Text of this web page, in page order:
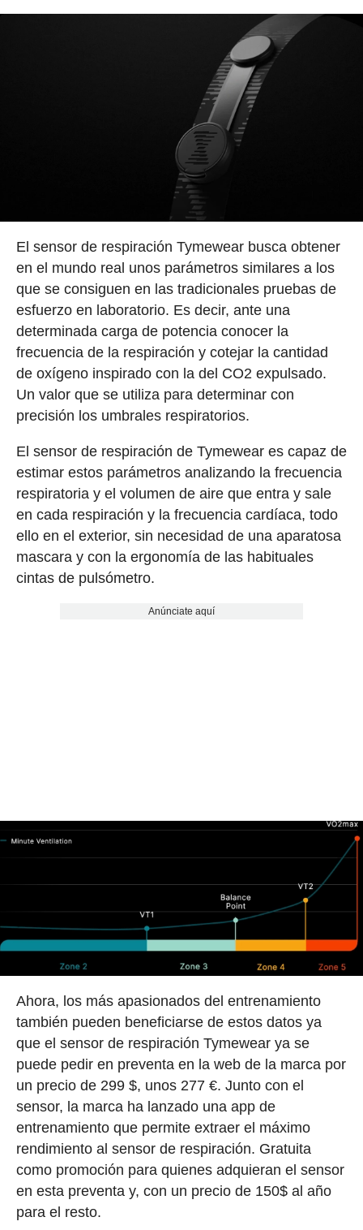
El sensor de respiración Tymewear busca obtener
en el mundo real unos parámetros similares a los
que se consiguen en las tradicionales pruebas de
esfuerzo en laboratorio. Es decir, ante una
determinada carga de potencia conocer la
frecuencia de la respiración y cotejar la cantidad
de oxígeno inspirado con la del CO2 expulsado.
Un valor que se utiliza para determinar con
precisión los umbrales respiratorios.
El sensor de respiración de Tymewear es capaz de
estimar estos parámetros analizando la frecuencia
respiratoria y el volumen de aire que entra y sale
en cada respiración y la frecuencia cardíaca, todo
ello en el exterior, sin necesidad de una aparatosa
mascara y con la ergonomía de las habituales
cintas de pulsómetro.
Anúnciate aquí
Ahora, los más apasionados del entrenamiento
también pueden beneficiarse de estos datos ya
que el sensor de respiración Tymewear ya se
puede pedir en preventa en la web de la marca por
un precio de 299 $, unos 277 €. Junto con el
sensor, la marca ha lanzado una app de
entrenamiento que permite extraer el máximo
rendimiento al sensor de respiración. Gratuita
como promoción para quienes adquieran el sensor
en esta preventa y, con un precio de 150$ al año
para el resto.